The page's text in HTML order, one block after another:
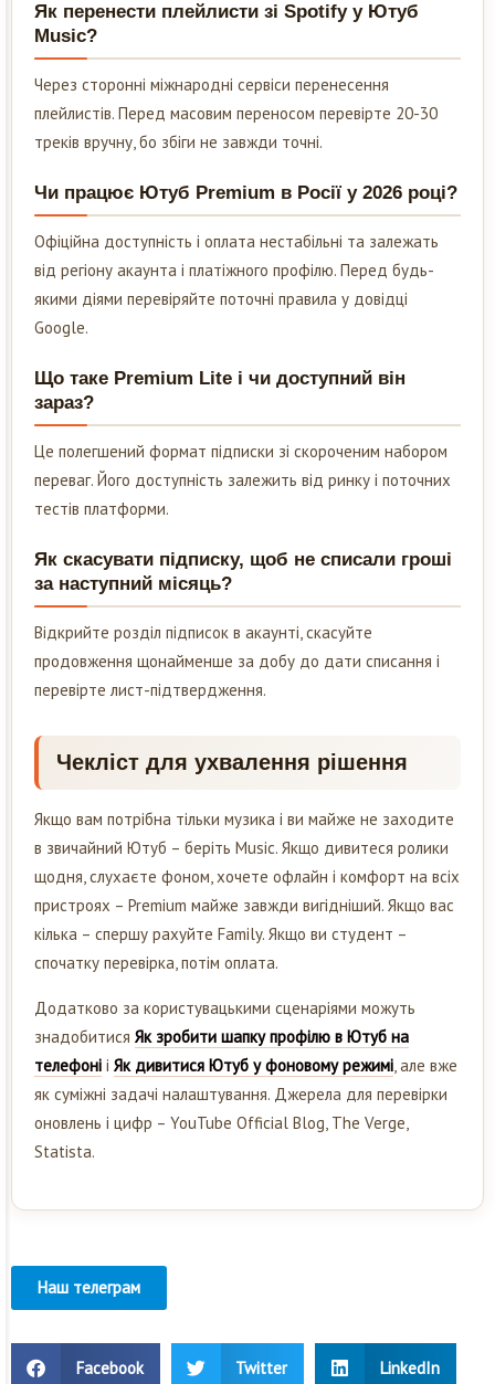
Як перенести плейлисти зі Spotify у Ютуб
Music?
Через сторонні міжнародні сервіси перенесення
плейлистів. Перед масовим переносом перевірте 20-30
треків вручну, бо збіги не завжди точні.
Чи працює Ютуб Premium в Росії у 2026 році?
Офіційна доступність і оплата нестабільні та залежать
від регіону акаунта і платіжного профілю. Перед будь-
якими діями перевіряйте поточні правила у довідці
Google.
Що таке Premium Lite і чи доступний він
зараз?
Це полегшений формат підписки зі скороченим набором
переваг. Його доступність залежить від ринку і поточних
тестів платформи.
Як скасувати підписку, щоб не списали гроші
за наступний місяць?
Відкрийте розділ підписок в акаунті, скасуйте
продовження щонайменше за добу до дати списання і
перевірте лист-підтвердження.
Чекліст для ухвалення рішення
Якщо вам потрібна тільки музика і ви майже не заходите
в звичайний Ютуб – беріть Music. Якщо дивитеся ролики
щодня, слухаєте фоном, хочете офлайн і комфорт на всіх
пристроях – Premium майже завжди вигідніший. Якщо вас
кілька – спершу рахуйте Family. Якщо ви студент –
спочатку перевірка, потім оплата.
Додатково за користувацькими сценаріями можуть
знадобитися Як зробити шапку профілю в Ютуб на
телефоні і Як дивитися Ютуб у фоновому режимі, але вже
як суміжні задачі налаштування. Джерела для перевірки
оновлень і цифр – YouTube Official Blog, The Verge,
Statista.
Наш телеграм
Facebook Twitter LinkedIn